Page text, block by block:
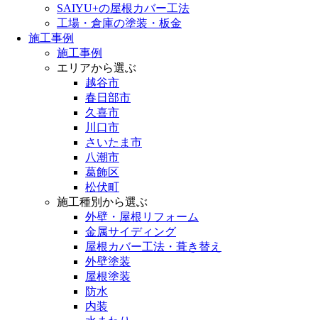
SAIYU+の屋根カバー工法
工場・倉庫の塗装・板金
施工事例
施工事例
エリアから選ぶ
越谷市
春日部市
久喜市
川口市
さいたま市
八潮市
葛飾区
松伏町
施工種別から選ぶ
外壁・屋根リフォーム
金属サイディング
屋根カバー工法・葺き替え
外壁塗装
屋根塗装
防水
内装